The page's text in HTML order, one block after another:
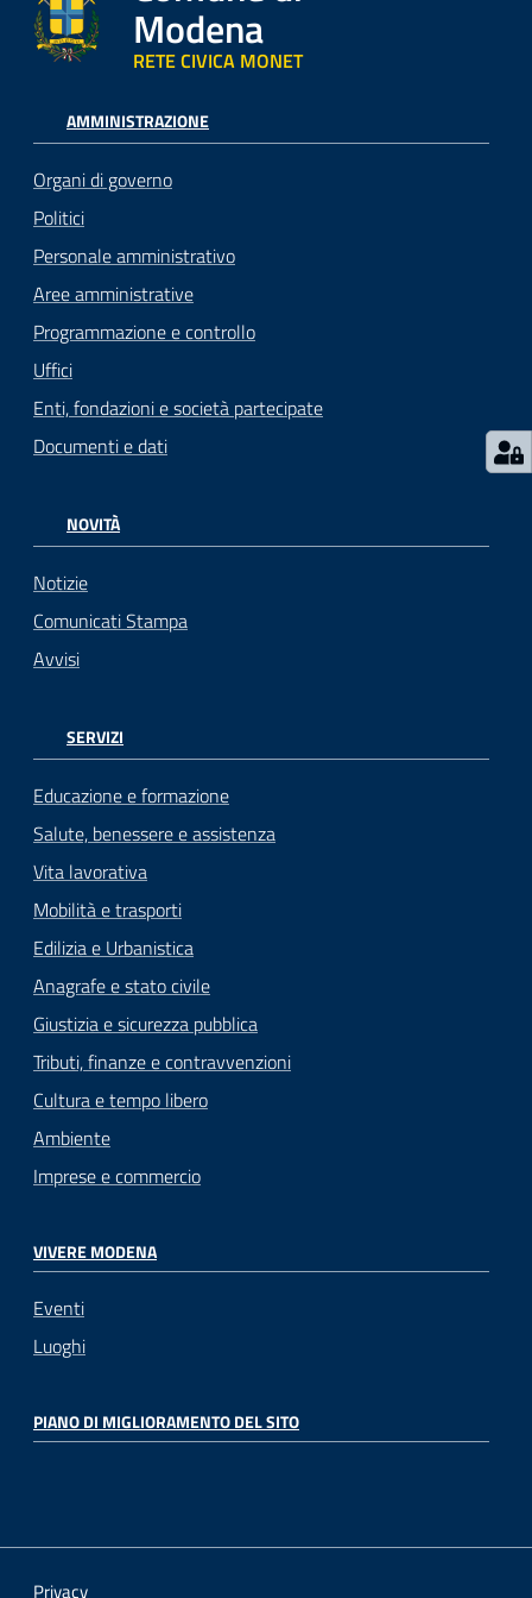
Modena
RETE CIVICA MONET
AMMINISTRAZIONE
Organi di governo
Politici
Personale amministrativo
Aree amministrative
Programmazione e controllo
Uffici
Enti, fondazioni e società partecipate
Documenti e dati
NOVITÀ
Notizie
Comunicati Stampa
Avvisi
SERVIZI
Educazione e formazione
Salute, benessere e assistenza
Vita lavorativa
Mobilità e trasporti
Edilizia e Urbanistica
Anagrafe e stato civile
Giustizia e sicurezza pubblica
Tributi, finanze e contravvenzioni
Cultura e tempo libero
Ambiente
Imprese e commercio
VIVERE MODENA
Eventi
Luoghi
PIANO DI MIGLIORAMENTO DEL SITO
Privacy